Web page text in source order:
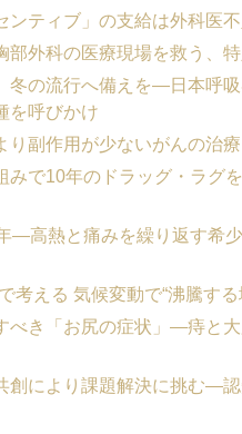
ンティブ」の支給は外科医
部外科の医療現場を救う、
冬の流行へ備えを―日本呼
を呼びかけ
り副作用が少ないがんの治
みで10年のドラッグ・ラ
―高熱と痛みを繰り返す希
考える 気候変動で“沸騰す
べき「お尻の症状」―痔と
創により課題解決に挑む―